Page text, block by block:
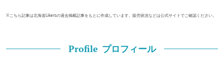
※こちら記事は北海道Likersの過去掲載記事をもとに作成しています。販売状況などは公式サイトでご確認ください。
Profile プロフィール